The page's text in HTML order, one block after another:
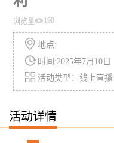
浏览量 190
地点:
时间:2025年7月10日
活动类型：线上直播
活动详情